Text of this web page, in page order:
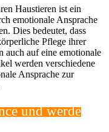
Haustieren ist ein
emotionale Ansprache
Dies bedeutet, dass
Pflege ihrer
auch auf eine emotionale
werden verschiedene
Ansprache zur
und werde